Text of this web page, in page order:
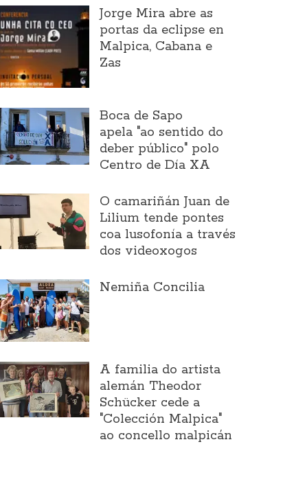
Jorge Mira abre as
portas da eclipse en
Malpica, Cabana e
Zas
Boca de Sapo
apela "ao sentido do
deber público" polo
Centro de Día XA
O camariñán Juan de
Lilium tende pontes
coa lusofonía a través
dos videoxogos
Nemiña Concilia
A familia do artista
alemán Theodor
Schücker cede a
"Colección Malpica"
ao concello malpicán